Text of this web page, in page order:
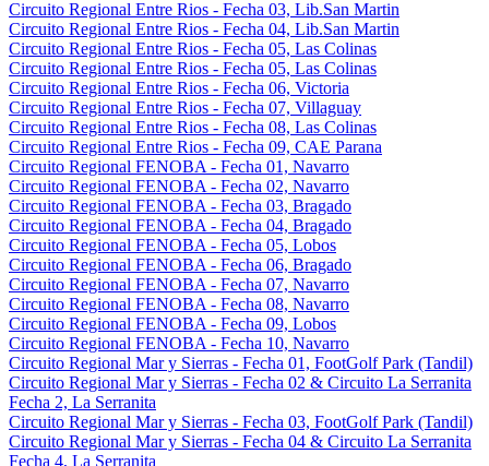
Circuito Regional Entre Rios - Fecha 03, Lib.San Martin
Circuito Regional Entre Rios - Fecha 04, Lib.San Martin
Circuito Regional Entre Rios - Fecha 05, Las Colinas
Circuito Regional Entre Rios - Fecha 05, Las Colinas
Circuito Regional Entre Rios - Fecha 06, Victoria
Circuito Regional Entre Rios - Fecha 07, Villaguay
Circuito Regional Entre Rios - Fecha 08, Las Colinas
Circuito Regional Entre Rios - Fecha 09, CAE Parana
Circuito Regional FENOBA - Fecha 01, Navarro
Circuito Regional FENOBA - Fecha 02, Navarro
Circuito Regional FENOBA - Fecha 03, Bragado
Circuito Regional FENOBA - Fecha 04, Bragado
Circuito Regional FENOBA - Fecha 05, Lobos
Circuito Regional FENOBA - Fecha 06, Bragado
Circuito Regional FENOBA - Fecha 07, Navarro
Circuito Regional FENOBA - Fecha 08, Navarro
Circuito Regional FENOBA - Fecha 09, Lobos
Circuito Regional FENOBA - Fecha 10, Navarro
Circuito Regional Mar y Sierras - Fecha 01, FootGolf Park (Tandil)
Circuito Regional Mar y Sierras - Fecha 02 & Circuito La Serranita
Fecha 2, La Serranita
Circuito Regional Mar y Sierras - Fecha 03, FootGolf Park (Tandil)
Circuito Regional Mar y Sierras - Fecha 04 & Circuito La Serranita
Fecha 4, La Serranita